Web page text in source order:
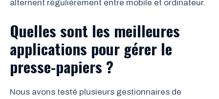
alternent régulièrement entre mobile et ordinateur.
Quelles sont les meilleures
applications pour gérer le
presse-papiers ?
Nous avons testé plusieurs gestionnaires de